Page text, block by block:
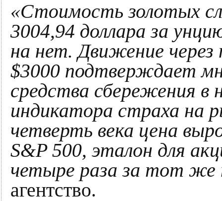
«Стоимость золотых
3004,94 доллара за
на нет. Движение через
$3000 подтверждает
средства сбережения в
индикатора страха на
четверть века цена
S&P 500, эталон для
четыре раза за тот же
агентство.